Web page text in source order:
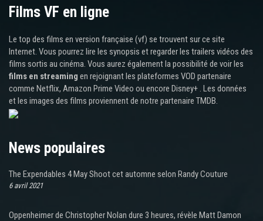
Films VF en ligne
Le top des films en version française (vf) se trouvent sur ce site
Internet. Vous pourrez lire les synopsis et regarder les trailers vidéos des
films sortis au cinéma. Vous aurez également la possibilité de voir les
films en streaming en rejoignant les plateformes VOD partenaire
comme Netflix, Amazon Prime Video ou encore Disney+ . Les données
et les images des films proviennent de notre partenaire TMDB.
News populaires
The Expendables 4 May Shoot cet automne selon Randy Couture
6 avril 2021
Oppenheimer de Christopher Nolan dure 3 heures, révèle Matt Damon